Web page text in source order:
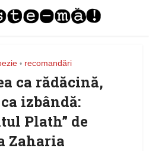
• recomandări
ca rădăcină,
izbândă:
Plath” de
Zaharia